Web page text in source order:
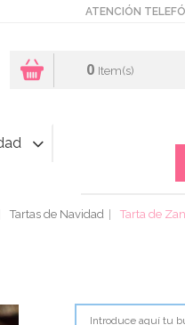
ATENCIÓN
0 Item(s)
Tartas de Navidad Tarta de